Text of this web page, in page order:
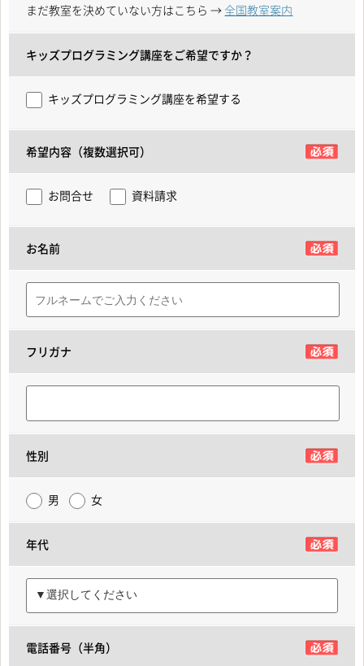
まだ教室を決めていない方はこちら → 全国教室案内
キッズプログラミング講座をご希望ですか？
キッズプログラミング講座を希望する
希望内容（複数選択可）
お問合せ 資料請求
お名前
フリガナ
性別
男 女
年代
電話番号（半角）